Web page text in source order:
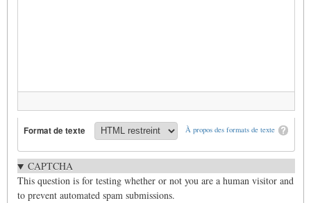
À propos des formats de texte
Format de texte
CAPTCHA
This question is for testing whether or not you are a human visitor and
to prevent automated spam submissions.